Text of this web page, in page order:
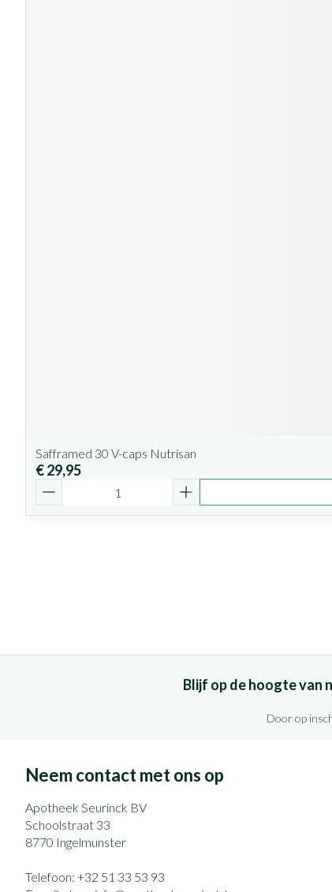
Safframed 30 V-caps Nutrisan
€ 29,95
Blijf op de hoogte van
Door op
Neem contact met ons op
Apotheek Seurinck BV
Schoolstraat 33
8770 Ingelmunster
Telefoon: +32 51 33 53 93